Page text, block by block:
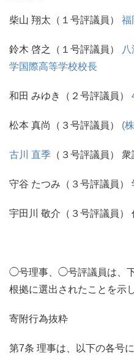
柴山 翔太（１号評議員） 福
鈴木 啓之（１号評議員）
学国際高等学校校長
和田 みゆき（２号評議員）
松本 真尚（３号評議員） (
古川 直季 （３号評議員）
守谷 たつみ（３号評議員）
宇田川 敬介（３号評議員）
◯号理事、◯号評議員は、
根拠に選出されたことを示
寄附行為抜粋
第7条 理事は、以下の各号